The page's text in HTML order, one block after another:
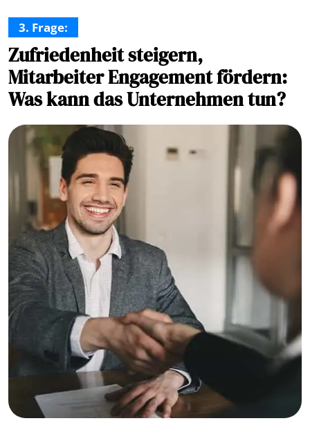
3. Frage:
Zufriedenheit steigern,
Mitarbeiter Engagement fördern:
Was kann das Unternehmen tun?